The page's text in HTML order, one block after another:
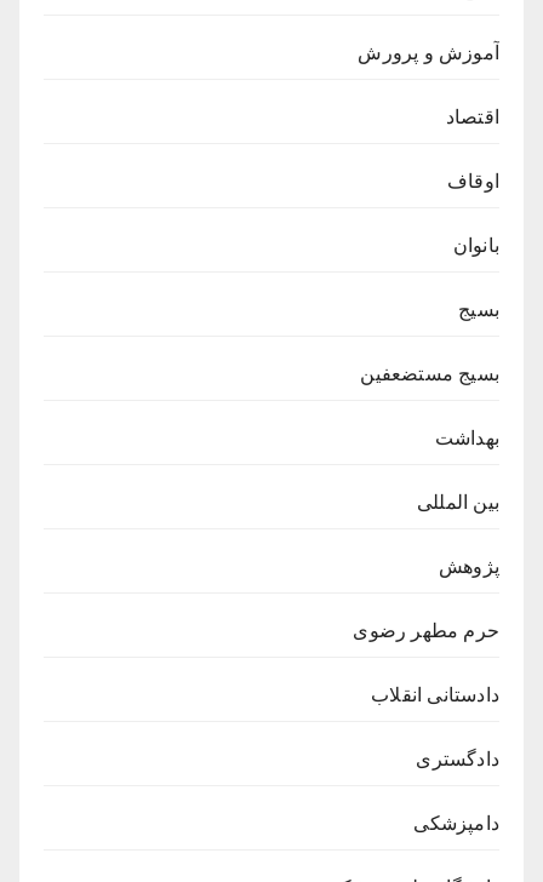
آموزش و پرورش
اقتصاد
اوقاف
بانوان
بسیج
بسیج مستضعفین
بهداشت
بین المللی
پژوهش
حرم مطهر رضوی
دادستانی انقلاب
دادگستری
دامپزشکی